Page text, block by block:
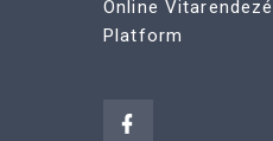
Online
Platform